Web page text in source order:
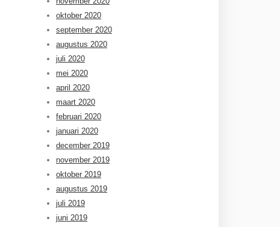
oktober 2020
september 2020
augustus 2020
juli 2020
mei 2020
april 2020
maart 2020
februari 2020
januari 2020
december 2019
november 2019
oktober 2019
augustus 2019
juli 2019
juni 2019